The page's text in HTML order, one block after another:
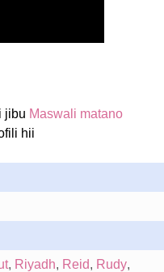
jibu Maswali matano
hii
, Riyadh, Reid, Rudy,